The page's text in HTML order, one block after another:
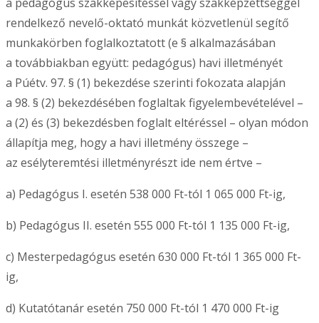
rendelkező nevelő-oktató munkát közvetlenül segítő
munkakörben foglalkoztatott (e § alkalmazásában
a továbbiakban együtt: pedagógus) havi illetményét
a Púétv. 97. § (1) bekezdése szerinti fokozata alapján
a 98. § (2) bekezdésében foglaltak figyelembevételével –
a (2) és (3) bekezdésben foglalt eltéréssel – olyan módon
állapítja meg, hogy a havi illetmény összege –
az esélyteremtési illetményrészt ide nem értve –
a) Pedagógus I. esetén 538 000 Ft-tól 1 065 000 Ft-ig,
b) Pedagógus II. esetén 555 000 Ft-tól 1 135 000 Ft-ig,
c) Mesterpedagógus esetén 630 000 Ft-tól 1 365 000 Ft-
ig,
d) Kutatótanár esetén 750 000 Ft-tól 1 470 000 Ft-ig